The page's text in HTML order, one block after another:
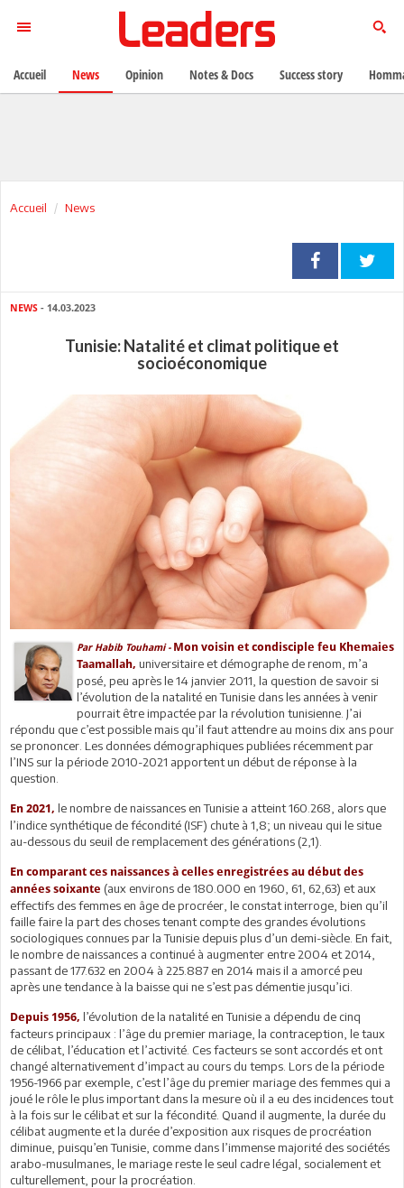
Accueil News
NEWS - 14.03.2023
Tunisie: Natalité et climat politique et
socioéconomique
Par Habib Touhami -Mon voisin et condisciple feu Khemaies
Taamallah, universitaire et démographe de renom, m’a
posé, peu après le 14 janvier 2011, la question de savoir si
l’évolution de la natalité en Tunisie dans les années à venir
pourrait être impactée par la révolution tunisienne. J’ai
répondu que c’est possible mais qu’il faut attendre au moins dix ans pour
se prononcer. Les données démographiques publiées récemment par
l’INS sur la période 2010-2021 apportent un début de réponse à la
question.
En 2021, le nombre de naissances en Tunisie a atteint 160.268, alors que
l’indice synthétique de fécondité (ISF) chute à 1,8; un niveau qui le situe
au-dessous du seuil de remplacement des générations (2,1).
En comparant ces naissances à celles enregistrées au début des
années soixante (aux environs de 180.000 en 1960, 61, 62,63) et aux
effectifs des femmes en âge de procréer, le constat interroge, bien qu’il
faille faire la part des choses tenant compte des grandes évolutions
sociologiques connues par la Tunisie depuis plus d’un demi-siècle. En fait,
le nombre de naissances a continué à augmenter entre 2004 et 2014,
passant de 177.632 en 2004 à 225.887 en 2014 mais il a amorcé peu
après une tendance à la baisse qui ne s’est pas démentie jusqu’ici.
Depuis 1956, l’évolution de la natalité en Tunisie a dépendu de cinq
facteurs principaux : l’âge du premier mariage, la contraception, le taux
de célibat, l’éducation et l’activité. Ces facteurs se sont accordés et ont
changé alternativement d’impact au cours du temps. Lors de la période
1956-1966 par exemple, c’est l’âge du premier mariage des femmes qui a
joué le rôle le plus important dans la mesure où il a eu des incidences tout
à la fois sur le célibat et sur la fécondité. Quand il augmente, la durée du
célibat augmente et la durée d’exposition aux risques de procréation
diminue, puisqu’en Tunisie, comme dans l’immense majorité des sociétés
arabo-musulmanes, le mariage reste le seul cadre légal, socialement et
culturellement, pour la procréation.
Accueil News Opinion Notes & Docs Success story